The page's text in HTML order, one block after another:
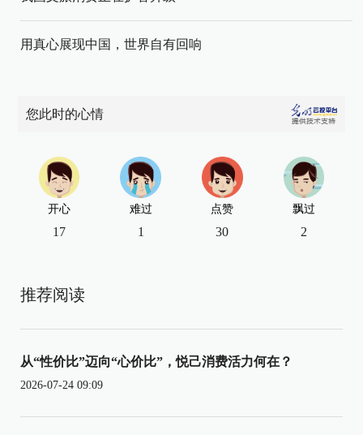
用真心展现中国，世界自有回响
您此时的心情
开心
17
难过
1
点赞
30
飘过
2
推荐阅读
从“性价比”迈向“心价比”，悦己消费活力何在？
2026-07-24 09:09